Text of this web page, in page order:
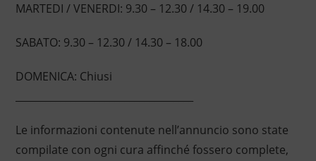
MARTEDI / VENERDI: 9.30 – 12.30 / 14.30 – 19.00
SABATO: 9.30 – 12.30 / 14.30 – 18.00
DOMENICA: Chiusi
Le informazioni contenute nell’annuncio sono state
compilate con ogni cura affinché fossero complete,